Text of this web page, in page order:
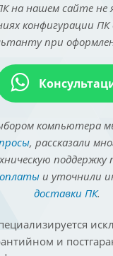
на нашем сайте не
конфигурации
при
компьютера
, рассказали
поддержку
и уточнили
доставки ПК.
и